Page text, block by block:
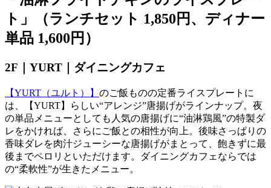
ト」（ランチセット 1,850円、ディナー
単品 1,600円）
2F｜YURT｜ダイニングカフェ
【YURT（ユルト）】 のご飯ものの定番ライスプレートに
は、【YURT】らしい“アレンジ”唐揚げがラインナップ。夜
の単品メニューとしても人気の唐揚げに“油淋鶏風”の特製ダ
レをかければ、さらにご飯との相性が向上。後味さっぱりの
香味ダレを肉汁ジューシーな唐揚げがまとって、飽きずに最
後までペロリといただけます。ダイニングカフェならでは
の“柔軟性”が生きたメニュー。